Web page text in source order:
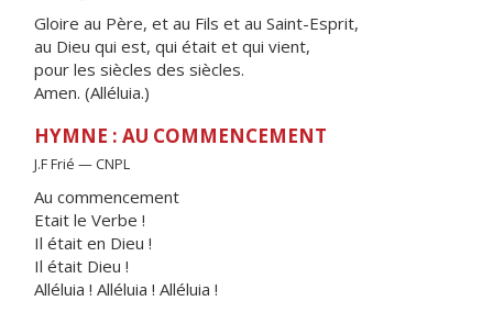
Gloire au Père, et au Fils et au Saint-Esprit,
au Dieu qui est, qui était et qui vient,
pour les siècles des siècles.
Amen. (Alléluia.)
HYMNE : AU COMMENCEMENT
J.F Frié — CNPL
Au commencement
Etait le Verbe !
Il était en Dieu !
Il était Dieu !
Alléluia ! Alléluia ! Alléluia !